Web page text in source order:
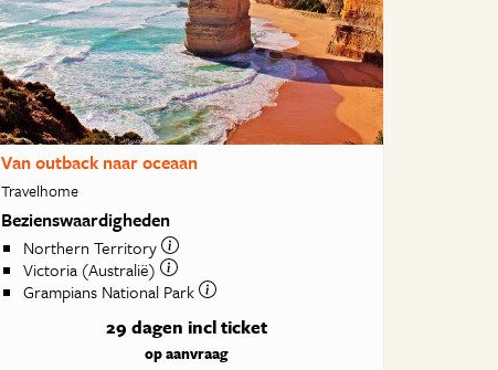
Van outback naar oceaan
Travelhome
Bezienswaardigheden
Northern Territory
Victoria (Australië)
Grampians National Park
29 dagen incl ticket
op aanvraag